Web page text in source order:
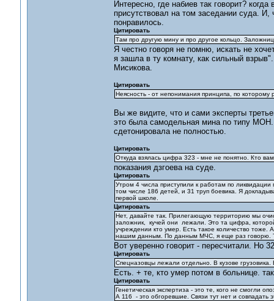
Интересно, где набиев так говорит?
присутствовал на том заседании суда.
понравилось.
Цитировать
Там про другую мину и про другое кольцо.
Я честно говоря не помню, искать не
я зашла в ту комнату, как сильный
Мисикова.
Цитировать
Неясность - от непонимания принципа, по
Вы же видите, что и сами эксперты
это была самодельная мина по типу
сдетонировала не полностью.
Цитировать
Откуда взялась цифра 323 - мне не понятно. Кто
показания дзгоева на суде.
Цитировать
Утром 4 числа приступили к работам по
том числе 186 детей, и 31 труп боевика. Я
первой школе.
Цитировать
Нет, давайте так. Прилегающую территорию мы
заложник, кучей они лежали. Это та цифра,
учреждении кто умер. Есть такое количество
нашим данным. По данным МЧС, я еще раз говорю.
Вот уверенно говорит - пересчитали. Но
Цитировать
Спецназовцы лежали отдельно. В кузове грузовика.
Есть. + те, кто умер потом в больнице.
Цитировать
Генетическая экспертиза - это те, кого не смогли
А 116 - это обгоревшие. Связи тут нет и